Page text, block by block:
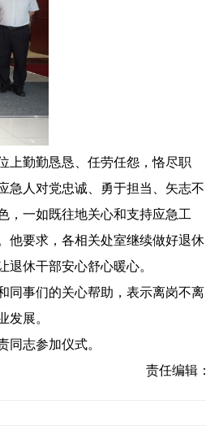
勤勤恳恳、任劳任怨，恪尽职
急人对党忠诚、勇于担当、矢志不
，一如既往地关心和支持应急工
他要求，各相关处室继续做好退休
休干部安心舒心暖心。
事们的关心帮助，表示离岗不离
发展。
志参加仪式。
责任编辑：